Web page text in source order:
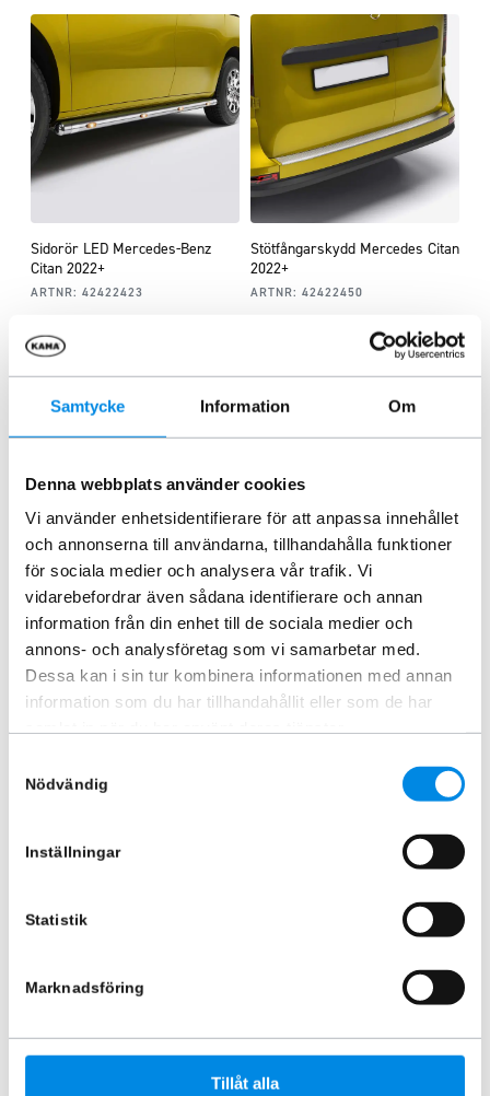
Samtycke Information Om
Denna webbplats använder cookies
Vi använder enhetsidentifierare för att anpassa innehållet
och annonserna till användarna, tillhandahålla funktioner
för sociala medier och analysera vår trafik. Vi
vidarebefordrar även sådana identifierare och annan
information från din enhet till de sociala medier och
annons- och analysföretag som vi samarbetar med.
Dessa kan i sin tur kombinera informationen med annan
information som du har tillhandahållit eller som de har
Nödvändig
Inställningar
Statistik
Marknadsföring
Tillåt alla
Sidorör LED Mercedes-Benz
Citan 2022+
ARTNR: 42422423
Inkl. moms
Stötfångarskydd Mercedes Citan
2022+
ARTNR: 42422450
Citan 2022+
ARTNR:42422410S
Inkl. moms
Underkörningsskydd Mercedes
Citan 2022+
ARTNR:42422470